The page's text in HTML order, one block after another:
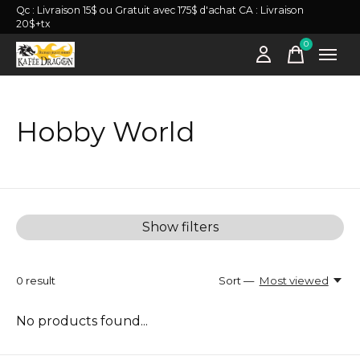
Qc : Livraison 15$ ou Gratuit avec 175$ d'achat CA : Livraison
20$+tx
0items
Hobby World
Show filters
0 result Sort — Most viewed
No products found...